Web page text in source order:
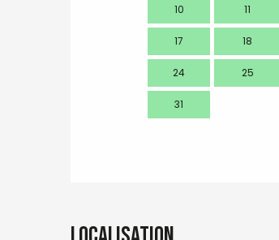
10 11
17 18
24 25
31